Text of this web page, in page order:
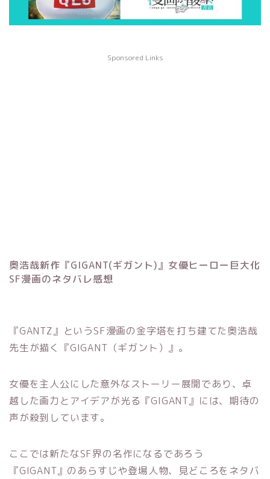
Sponsored Links
奥浩哉新作『GIGANT(ギガント)』女優ヒーロー巨大化
SF漫画のネタバレ感想
『GANTZ』というSF漫画の金字塔を打ち建てた奥浩哉
先生が描く『GIGANT（ギガント）』。
女優を主人公にした意外なストーリー展開であり、卓
越した画力とアイデアが光る『GIGANT』には、期待の
声が殺到しています。
ここでは新たなSF界の名作になるであろう
『GIGANT』のあらすじや登場人物、見どころをネタバ